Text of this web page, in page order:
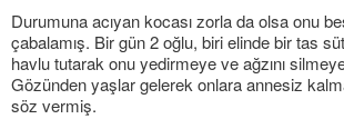
Durumuna acıyan kocası zorla da olsa onu
çabalamış. Bir gün 2 oğlu, biri elinde bir tas
havlu tutarak onu yedirmeye ve ağzını
Gözünden yaşlar gelerek onlara annesiz
söz vermiş.